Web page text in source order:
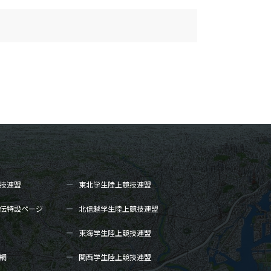
連盟 東北学生陸上競技連盟
特設ページ 北信越学生陸上競技連盟
東海学生陸上競技連盟
関西学生陸上競技連盟